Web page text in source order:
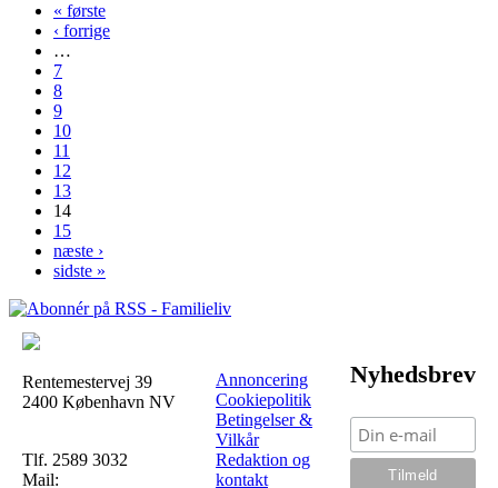
« første
‹ forrige
…
7
8
9
10
11
12
13
14
15
næste ›
sidste »
Rentemestervej 39
2400 København NV
Tlf. 2589 3032
Mail:
Annoncering
Cookiepolitik
Betingelser &
Vilkår
Redaktion og
kontakt
Nyhedsbrev